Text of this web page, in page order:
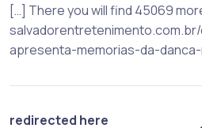
[…] There you will find 45069
apresenta-memorias-da-
redirected here